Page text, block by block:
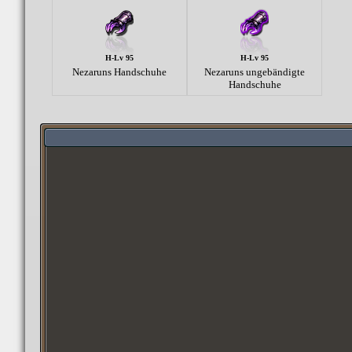
H-Lv 95
Nezaruns Handschuhe
H-Lv 95
Nezaruns ungebändigte
Handschuhe